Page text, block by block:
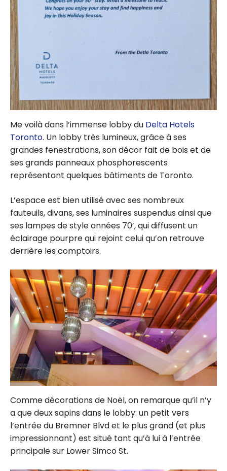
Me voilà dans l’immense lobby du Delta Hotels
Toronto. Un lobby très lumineux, grâce à ses
grandes fenestrations, son décor fait de bois et de
ses grands panneaux phosphorescents
représentant quelques bâtiments de Toronto.
L’espace est bien utilisé avec ses nombreux
fauteuils, divans, ses luminaires suspendus ainsi que
ses lampes de style années 70’, qui diffusent un
éclairage pourpre qui rejoint celui qu’on retrouve
derrière les comptoirs.
Comme décorations de Noël, on remarque qu’il n’y
a que deux sapins dans le lobby: un petit vers
l’entrée du Bremner Blvd et le plus grand (et plus
impressionnant) est situé tant qu’à lui à l’entrée
principale sur Lower Simco St.